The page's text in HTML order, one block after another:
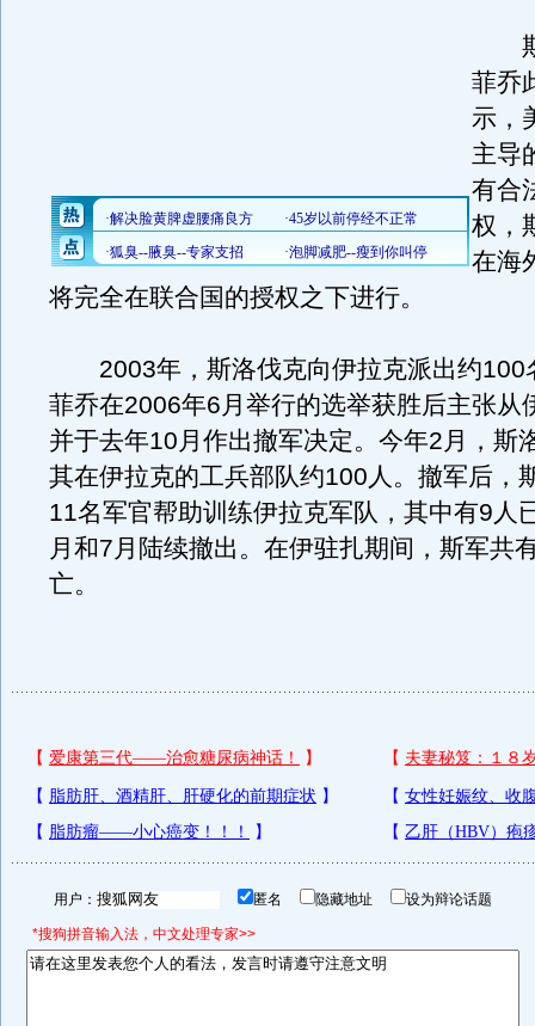
斯
菲乔
示，
主导
有合
权，
在海
将完全在联合国的授权之下进行。
2003年，斯洛伐克向伊拉克派出约100
菲乔在2006年6月举行的选举获胜后主张从
并于去年10月作出撤军决定。今年2月，斯
其在伊拉克的工兵部队约100人。撤军后，
11名军官帮助训练伊拉克军队，其中有9人
月和7月陆续撤出。在伊驻扎期间，斯军共
亡。
用户： 匿名 隐藏地址 设为辩论话题
*搜狗拼音输入法，中文处理专家>>